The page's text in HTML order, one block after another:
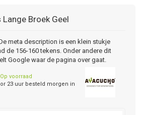
Lange Broek Geel
meta description is een klein stukje
de 156-160 tekens. Onder andere dit
Google waar de pagina over gaat.
voorraad
23 uur besteld morgen in